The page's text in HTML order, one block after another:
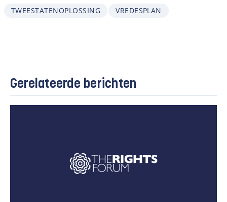
TWEESTATENOPLOSSING
VREDESPLAN
Gerelateerde berichten